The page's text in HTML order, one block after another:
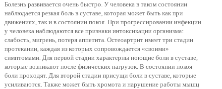
Болезнь развивается очень быстро. У человека в таком состоянии
наблюдается резкая боль в суставе, которая может быть как при
движениях, так и в состоянии покоя. При прогрессировании инфекции
у человека наблюдаются все признаки интоксикации организма:
слабость, мигрень, потеря аппетита. Остеоартрит имеет три стадии
протекании, каждая из которых сопровождается «своими»
симптомами. Для первой стадии характерны ноющие боли в суставе,
которые возникают после физических нагрузок. В состоянии покоя
боли проходят. Для второй стадии присущи боли в суставе, которые
усиливаются. Также может быть хромота и нарушение работы мышц